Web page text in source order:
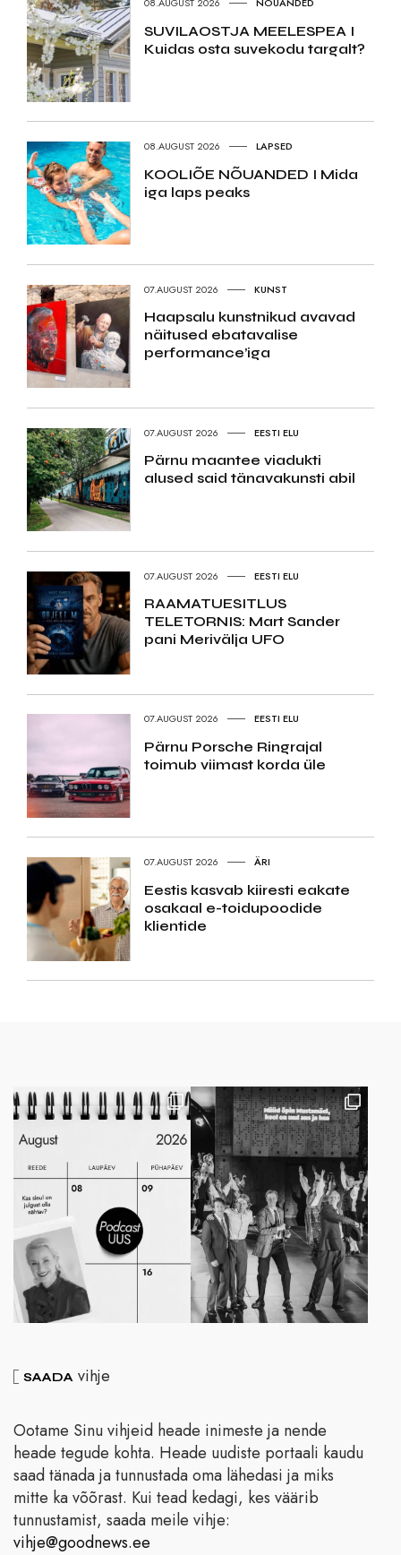
08.AUGUST 2026 NÕUANDED
SUVILAOSTJA MEELESPEA I
Kuidas osta suvekodu targalt?
08.AUGUST 2026 LAPSED
KOOLIÕE NÕUANDED I Mida
iga laps peaks
07.AUGUST 2026 KUNST
Haapsalu kunstnikud avavad
näitused ebatavalise
performance’iga
07.AUGUST 2026 EESTI ELU
Pärnu maantee viadukti
alused said tänavakunsti abil
07.AUGUST 2026 EESTI ELU
RAAMATUESITLUS
TELETORNIS: Mart Sander
pani Merivälja UFO
07.AUGUST 2026 EESTI ELU
Pärnu Porsche Ringrajal
toimub viimast korda üle
07.AUGUST 2026 ÄRI
Eestis kasvab kiiresti eakate
osakaal e-toidupoodide
klientide
SAADA vihje
Ootame Sinu vihjeid heade inimeste ja nende
heade tegude kohta. Heade uudiste portaali kaudu
saad tänada ja tunnustada oma lähedasi ja miks
mitte ka võõrast. Kui tead kedagi, kes väärib
tunnustamist, saada meile vihje:
vihje@goodnews.ee